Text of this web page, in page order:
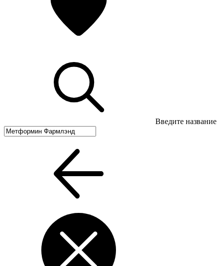
Введите название